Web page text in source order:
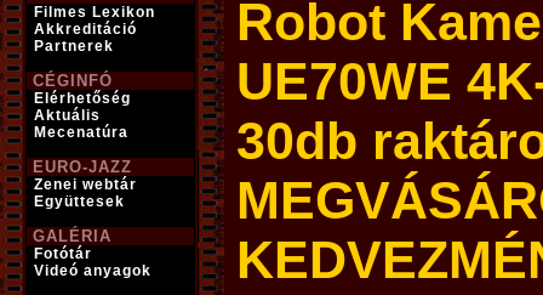
Filmes Lexikon
Akkreditáció
Partnerek
CÉGINFÓ
Elérhetőség
Aktuális
Mecenatúra
EURO-JAZZ
Zenei webtár
Együttesek
GALÉRIA
Fotótár
Videó anyagok
Robot
UE70WE
30db